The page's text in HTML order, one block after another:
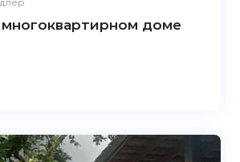
многоквартирном доме